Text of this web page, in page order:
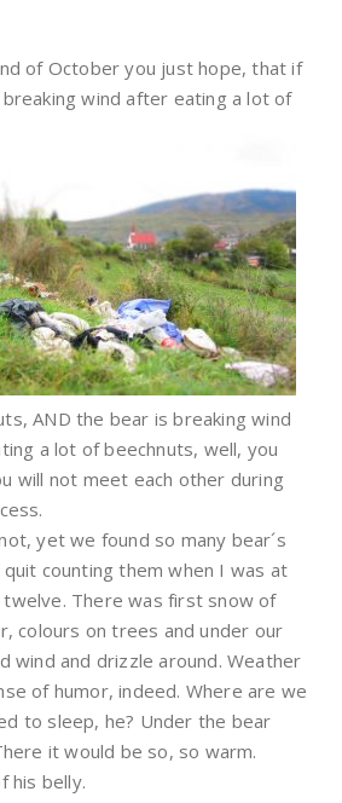
of October you just hope, that if
wind after eating a lot of
AND the bear is breaking wind
a lot of beechnuts, well, you
will not meet each other during
yet we found so many bear´s
counting them when I was at
twelve. There was first snow of
colours on trees and under our
wind and drizzle around. Weather
of humor, indeed. Where are we
to sleep, he? Under the bear
it would be so, so warm.
his belly.